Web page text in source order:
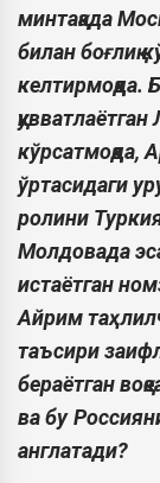
минтақада
билан боғлиқ
келтирмоқда.
кўрсатмоқда,
ўртасидаги
ролини
Молдовада
истаётган
Айрим
таъсири
бераётган
ва бу
англатади?